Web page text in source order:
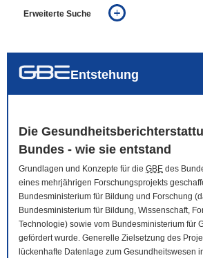
Erweiterte Suche
auch in allen Texten suchen (Volltextsuche)
Entstehung
Die
Bundes - wie sie entstand
Grundlagen und Konzepte für die GBE des
eines mehrjährigen Forschungsprojekts
Bundesministerium für Bildung und Forschung
Bundesministerium für Bildung, Wissenschaft,
Technologie) sowie vom Bundesministerium für
gefördert wurde. Generelle Zielsetzung des
lückenhafte Datenlage zum Gesundheitswesen